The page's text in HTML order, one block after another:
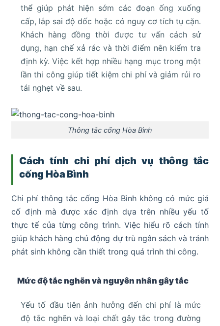
thể giúp phát hiện sớm các đoạn ống xuống
cấp, lắp sai độ dốc hoặc có nguy cơ tích tụ cặn.
Khách hàng đồng thời được tư vấn cách sử
dụng, hạn chế xả rác và thời điểm nên kiểm tra
định kỳ. Việc kết hợp nhiều hạng mục trong một
lần thi công giúp tiết kiệm chi phí và giảm rủi ro
tái nghẹt về sau.
Thông tắc cống Hòa Bình
Cách tính chi phí dịch vụ thông tắc
cống Hòa Bình
Chi phí thông tắc cống Hòa Bình không có mức giá
cố định mà được xác định dựa trên nhiều yếu tố
thực tế của từng công trình. Việc hiểu rõ cách tính
giúp khách hàng chủ động dự trù ngân sách và tránh
phát sinh không cần thiết trong quá trình thi công.
Mức độ tắc nghẽn và nguyên nhân gây tắc
Yếu tố đầu tiên ảnh hưởng đến chi phí là mức
độ tắc nghẽn và loại chất gây tắc trong đường